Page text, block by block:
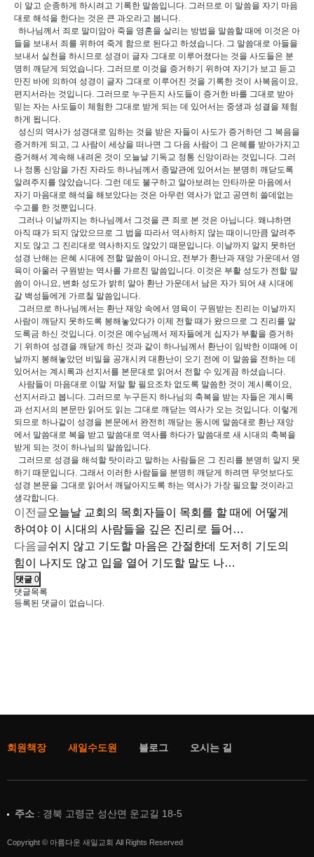
이 알고 순종하게 하시려고 기록한 말씀입니다. 그러므로 이 말씀을 자기 마음
대로 해석을 한다는 것은 큰 과오라고 봅니다.
하나님께서 죄로 말미암아 죽을 영혼을 살리는 방법을 말씀할 때에 이것은 아
들을 보내서 죄를 위하여 죽게 함으로 된다고 하셨습니다. 그 말씀대로 아들을
보내서 실천을 하시므로 성경이 글자 그대로 이루어졌다는 것을 사도들은 분
명히 깨닫게 되었습니다. 그러므로 이것을 증거하기 위하여 자기가 보고 듣고
만진 바에 의하여 성경이 글자 그대로 이루어진 것을 기록한 것이 사복음이요,
편지서라는 것입니다. 그러므로 누구든지 사도들이 증거한 바를 그대로 받아
믿는 자는 사도들이 체험한 그대로 받게 되는 데 있어서는 중생과 성결을 체험
하게 됩니다.
성신의 역사가 성경대로 임하는 것을 받은 자들이 사도가 증거하던 그 복음을
증거하게 되고, 그 사람이 세상을 떠나면 그 다음 사람이 그 은혜를 받아가지고
증거해서 계속해 내려온 것이 오늘날 기독교 정통 신앙이라는 것입니다. 그러
나 정통 신앙을 가진 자라도 하나님께서 종말관에 있어서는 분명히 깨닫도록
알려주지를 않았습니다. 그런 데도 불구하고 알아보려는 안타까운 마음에서
자기 마음대로 해석을 해보았다는 것은 아무런 역사가 없고 공연히 쓸데없는
수고를 한 것뿐입니다.
그러나 이날까지는 하나님께서 그것을 큰 죄로 본 것은 아닙니다. 왜냐하면
아직 때가 되지 않았으므로 그 법을 따라서 역사하지 않는 때이니만큼 알려주
지도 않고 그 진리대로 역사하지도 않았기 때문입니다. 이날까지 알지 못하던
성경 난해는 은혜 시대에 전할 말씀이 아니요, 전부가 환난과 재앙 가운데서 영
육이 아울러 구원받는 역사를 가르친 말씀입니다. 이것은 부활 성도가 전할 말
씀이 아니요, 변화 성도가 밝히 알아 환난 가운데서 남은 자가 되어 새 시대에
갈 백성들에게 가르칠 말씀입니다.
그러므로 하나님께서는 환난 재앙 속에서 영육이 구원받는 진리는 이날까지
사람이 깨닫지 못하도록 봉해놓았다가 이제 전할 때가 왔으므로 그 진리를 알
도록금 하신 것입니다. 이것은 예수님께서 제자들에게 십자가 부활을 증거하
기 위하여 성경을 깨닫게 하신 것과 같이 하나님께서 환난이 임박한 이때에 이
날까지 봉해놓았던 비밀을 공개시켜 대환난이 오기 전에 이 말씀을 전하는 데
있어서는 계시록과 선지서를 본문대로 읽어서 전할 수 있게끔 하셨습니다.
사람들이 마음대로 이말 저말 할 필요조차 없도록 말씀한 것이 계시록이요,
선지서라고 봅니다. 그러므로 누구든지 하나님의 축복을 받는 자들은 계시록
과 선지서의 본문만 읽어도 읽는 그대로 깨닫는 역사가 오는 것입니다. 이렇게
되므로 하나같이 성경을 본문에서 완전히 깨닫는 동시에 말씀대로 환난 재앙
에서 말씀대로 복을 받고 말씀대로 역사를 하다가 말씀대로 새 시대의 축복을
받게 되는 것이 하나님의 말씀입니다.
그러므로 성경을 해석할 탓이라고 말하는 사람들은 그 진리를 분명히 알지 못
하기 때문입니다. 그래서 이러한 사람들을 분명히 깨닫게 하려면 무엇보다도
성경 본문을 그대로 읽어서 깨달아지도록 하는 역사가 가장 필요할 것이라고
생각합니다.
이전글오늘날 교회의 목회자들이 목회를 할 때에 어떻게
하여야 이 시대의 사람들을 깊은 진리로 들어…
다음글쉬지 않고 기도할 마음은 간절한데 도저히 기도의
힘이 나지도 않고 입을 열어 기도할 말도 나…
댓글 0
댓글목록
등록된 댓글이 없습니다.
회원책장 새일수도원 블로그 오시는 길
주소 : 경북 고령군 성산면 운교길 18-5
Copyright © 아름다운 새일교회 All Rights Reserved